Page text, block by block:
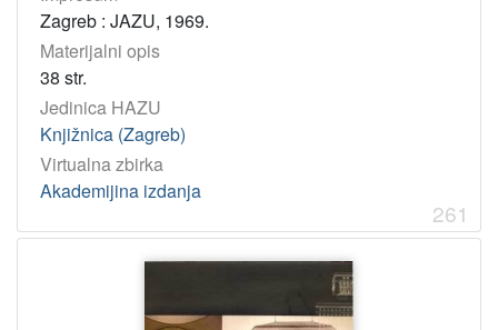
Zagreb : JAZU, 1969.
Materijalni opis
38 str.
Jedinica HAZU
Knjižnica (Zagreb)
Virtualna zbirka
Akademijina izdanja
261